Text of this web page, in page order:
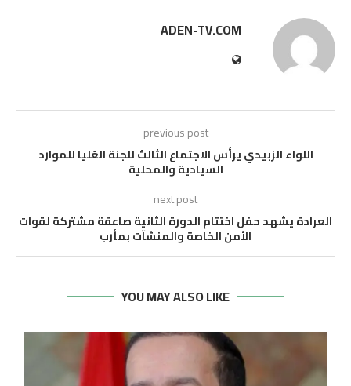
ADEN-TV.COM
previous post
اللواء الزبيدي يرأس الاجتماع الثالث للجنة العُليا للموارد
السيادية والمحلية
next post
العرادة يشهد حفل اختتام الدورة الثانية صاعقة مشتركة لقوات
الأمن الخاصة والمنشآت بمأرب
YOU MAY ALSO LIKE